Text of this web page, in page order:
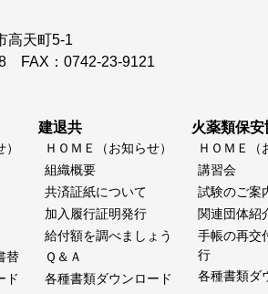
高天町5-1
FAX：0742-23-9121
替
ド
建退共
ＨＯＭＥ（お知らせ）
組織概要
共済証紙について
加入履行証明発行
給付額を調べましょう
Ｑ＆Ａ
各種書類ダウンロード
火薬類保安
ＨＯＭＥ（
講習会
試験のご案
関連団体紹
手帳の再交
行
各種書類ダ